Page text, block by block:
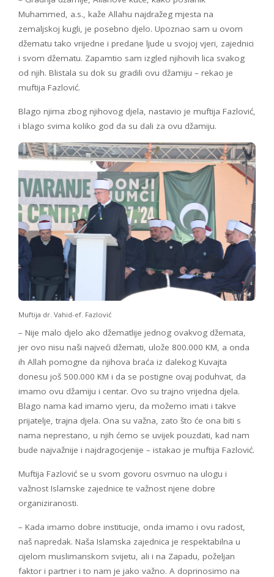
Muhammed, a.s., kaže Allahu najdražeg mjesta na
zemaljskoj kugli, je posebno djelo. Upoznao sam u ovom
džematu tako vrijedne i predane ljude u svojoj vjeri, zajednici
i svom džematu. Zapamtio sam izgled njihovih lica svakog
od njih. Blistala su dok su gradili ovu džamiju – rekao je
muftija Fazlović.
Blago njima zbog njihovog djela, nastavio je muftija Fazlović,
i blago svima koliko god da su dali za ovu džamiju.
Muftija dr. Vahid-ef. Fazlović
– Nije malo djelo ako džematlije jednog ovakvog džemata,
jer ovo nisu naši najveći džemati, ulože 800.000 KM, a onda
ih Allah pomogne da njihova braća iz dalekog Kuvajta
donesu još 500.000 KM i da se postigne ovaj poduhvat, da
imamo ovu džamiju i centar. Ovo su trajno vrijedna djela.
Blago nama kad imamo vjeru, da možemo imati i takve
prijatelje, trajna djela. Ona su važna, zato što će ona biti s
nama neprestano, u njih ćemo se uvijek pouzdati, kad nam
bude najvažnije i najdragocjenije – istakao je muftija Fazlović.
Muftija Fazlović se u svom govoru osvrnuo na ulogu i
važnost Islamske zajednice te važnost njene dobre
organiziranosti.
– Kada imamo dobre institucije, onda imamo i ovu radost,
naš napredak. Naša Islamska zajednica je respektabilna u
cijelom muslimanskom svijetu, ali i na Zapadu, poželjan
faktor i partner i to nam je jako važno. A doprinosimo na